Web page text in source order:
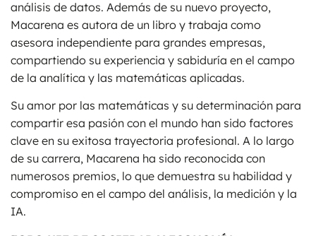
análisis de datos. Además de su nuevo proyecto,
Macarena es autora de un libro y trabaja como
asesora independiente para grandes empresas,
compartiendo su experiencia y sabiduría en el campo
de la analítica y las matemáticas aplicadas.
Su amor por las matemáticas y su determinación para
compartir esa pasión con el mundo han sido factores
clave en su exitosa trayectoria profesional. A lo largo
de su carrera, Macarena ha sido reconocida con
numerosos premios, lo que demuestra su habilidad y
compromiso en el campo del análisis, la medición y la
IA.